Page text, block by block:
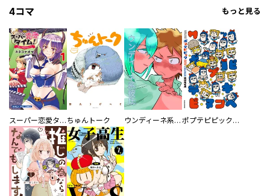
4コマ もっと見る
スーパー恋愛タイム！～現場でドＳな彼女は自宅でデレる～ ちゅんトーク ウンディーネ系彼氏 ポプテピピック SEASON EIGHT